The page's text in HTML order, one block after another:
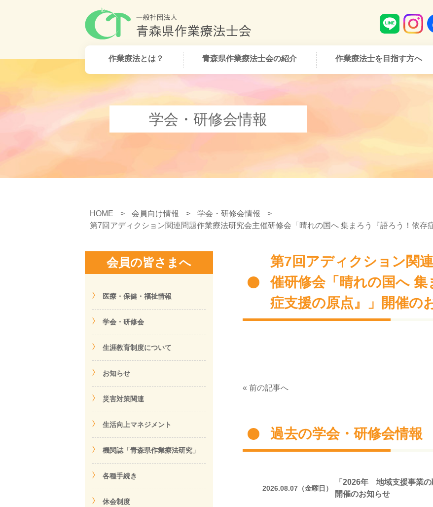
作業療法とは？ 青森県作業療法士会の紹介 作業療法士を目指す方へ
学会・研修会情報
HOME > 会員向け情報 > 学会・研修会情報
>
第7回アディクション関連問題作業療法研究会主催研修会「晴れの国へ 集まろう『語ろう！依存
第7回アディクション関
催研修会「晴れの国へ
症支援の原点』」開催の
« 前の記事へ
過去の学会・研修会情報
2026.08.07（金曜日）
「2026年 地域支援事業の
開催のお知らせ
会員の皆さまへ
医療・保健・福祉情報
学会・研修会
生涯教育制度について
お知らせ
災害対策関連
生活向上マネジメント
機関誌「青森県作業療法研究」
各種手続き
休会制度